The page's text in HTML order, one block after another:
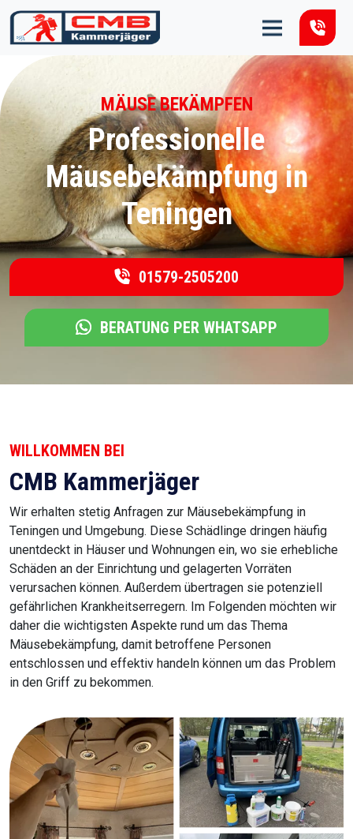
Zum Inhalt springen
MÄUSE BEKÄMPFEN
Professionelle
Mäusebekämpfung in
Teningen
01579-2505200
BERATUNG PER WHATSAPP
WILLKOMMEN BEI
CMB Kammerjäger
Wir erhalten stetig Anfragen zur Mäusebekämpfung in
Teningen und Umgebung. Diese Schädlinge dringen häufig
unentdeckt in Häuser und Wohnungen ein, wo sie erhebliche
Schäden an der Einrichtung und gelagerten Vorräten
verursachen können. Außerdem übertragen sie potenziell
gefährlichen Krankheitserregern. Im Folgenden möchten wir
daher die wichtigsten Aspekte rund um das Thema
Mäusebekämpfung, damit betroffene Personen
entschlossen und effektiv handeln können um das Problem
in den Griff zu bekommen.